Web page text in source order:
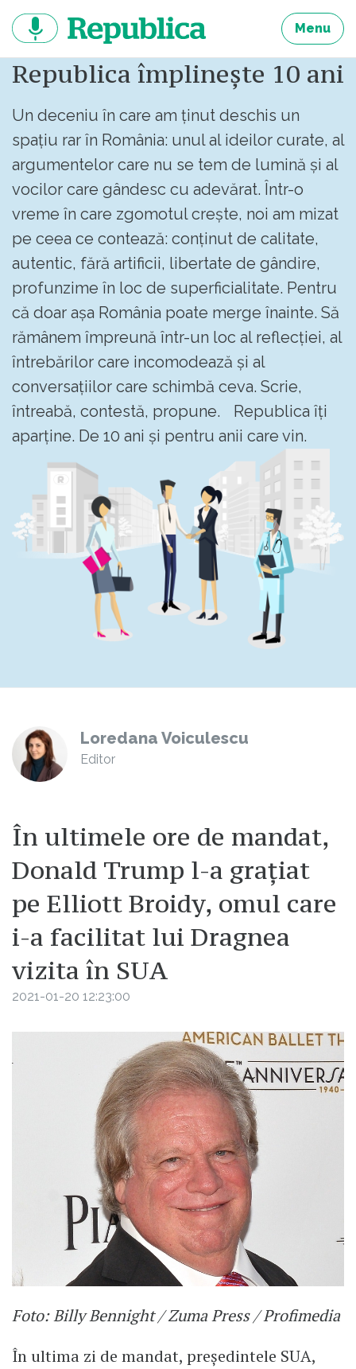
continut
Menu
Republica împlinește 10 ani
Un deceniu în care am ținut deschis un
spațiu rar în România: unul al ideilor curate, al
argumentelor care nu se tem de lumină și al
vocilor care gândesc cu adevărat. Într-o
vreme în care zgomotul crește, noi am mizat
pe ceea ce contează: conținut de calitate,
autentic, fără artificii, libertate de gândire,
profunzime în loc de superficialitate. Pentru
că doar așa România poate merge înainte. Să
rămânem împreună într-un loc al reflecției, al
întrebărilor care incomodează și al
conversațiilor care schimbă ceva. Scrie,
întreabă, contestă, propune. Republica îți
aparține. De 10 ani și pentru anii care vin.
Loredana Voiculescu
Editor
În ultimele ore de mandat,
Donald Trump l-a grațiat
pe Elliott Broidy, omul care
i-a facilitat lui Dragnea
vizita în SUA
2021-01-20 12:23:00
Foto: Billy Bennight / Zuma Press / Profimedia
În ultima zi de mandat, președintele SUA,